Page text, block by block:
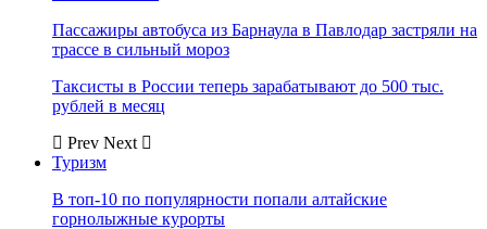
Пассажиры автобуса из Барнаула в Павлодар застряли на
трассе в сильный мороз
Таксисты в России теперь зарабатывают до 500 тыс.
рублей в месяц
Prev Next
Туризм
В топ-10 по популярности попали алтайские
горнолыжные курорты